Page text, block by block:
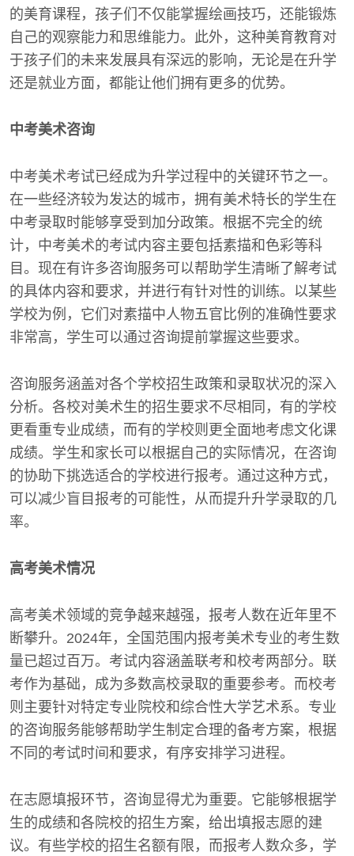
的美育课程，孩子们不仅能掌握绘画技巧，还能锻炼
自己的观察能力和思维能力。此外，这种美育教育对
于孩子们的未来发展具有深远的影响，无论是在升学
还是就业方面，都能让他们拥有更多的优势。
中考美术咨询
中考美术考试已经成为升学过程中的关键环节之一。
在一些经济较为发达的城市，拥有美术特长的学生在
中考录取时能够享受到加分政策。根据不完全的统
计，中考美术的考试内容主要包括素描和色彩等科
目。现在有许多咨询服务可以帮助学生清晰了解考试
的具体内容和要求，并进行有针对性的训练。以某些
学校为例，它们对素描中人物五官比例的准确性要求
非常高，学生可以通过咨询提前掌握这些要求。
咨询服务涵盖对各个学校招生政策和录取状况的深入
分析。各校对美术生的招生要求不尽相同，有的学校
更看重专业成绩，而有的学校则更全面地考虑文化课
成绩。学生和家长可以根据自己的实际情况，在咨询
的协助下挑选适合的学校进行报考。通过这种方式，
可以减少盲目报考的可能性，从而提升升学录取的几
率。
高考美术情况
高考美术领域的竞争越来越强，报考人数在近年里不
断攀升。2024年，全国范围内报考美术专业的考生数
量已超过百万。考试内容涵盖联考和校考两部分。联
考作为基础，成为多数高校录取的重要参考。而校考
则主要针对特定专业院校和综合性大学艺术系。专业
的咨询服务能够帮助学生制定合理的备考方案，根据
不同的考试时间和要求，有序安排学习进程。
在志愿填报环节，咨询显得尤为重要。它能够根据学
生的成绩和各院校的招生方案，给出填报志愿的建
议。有些学校的招生名额有限，而报考人数众多，学